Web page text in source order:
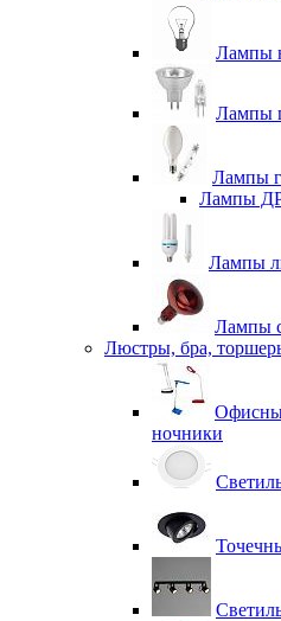
Лампы
Лампы
Лампы
Лампы
Лампы
Лампы
Люстры, бра,
ночники